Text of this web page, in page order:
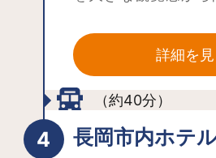
と自然の学習館」
キの野生復帰や長
の取り組みなどにつ
とができます。
詳細を
（約40分）
長岡市内ホテ